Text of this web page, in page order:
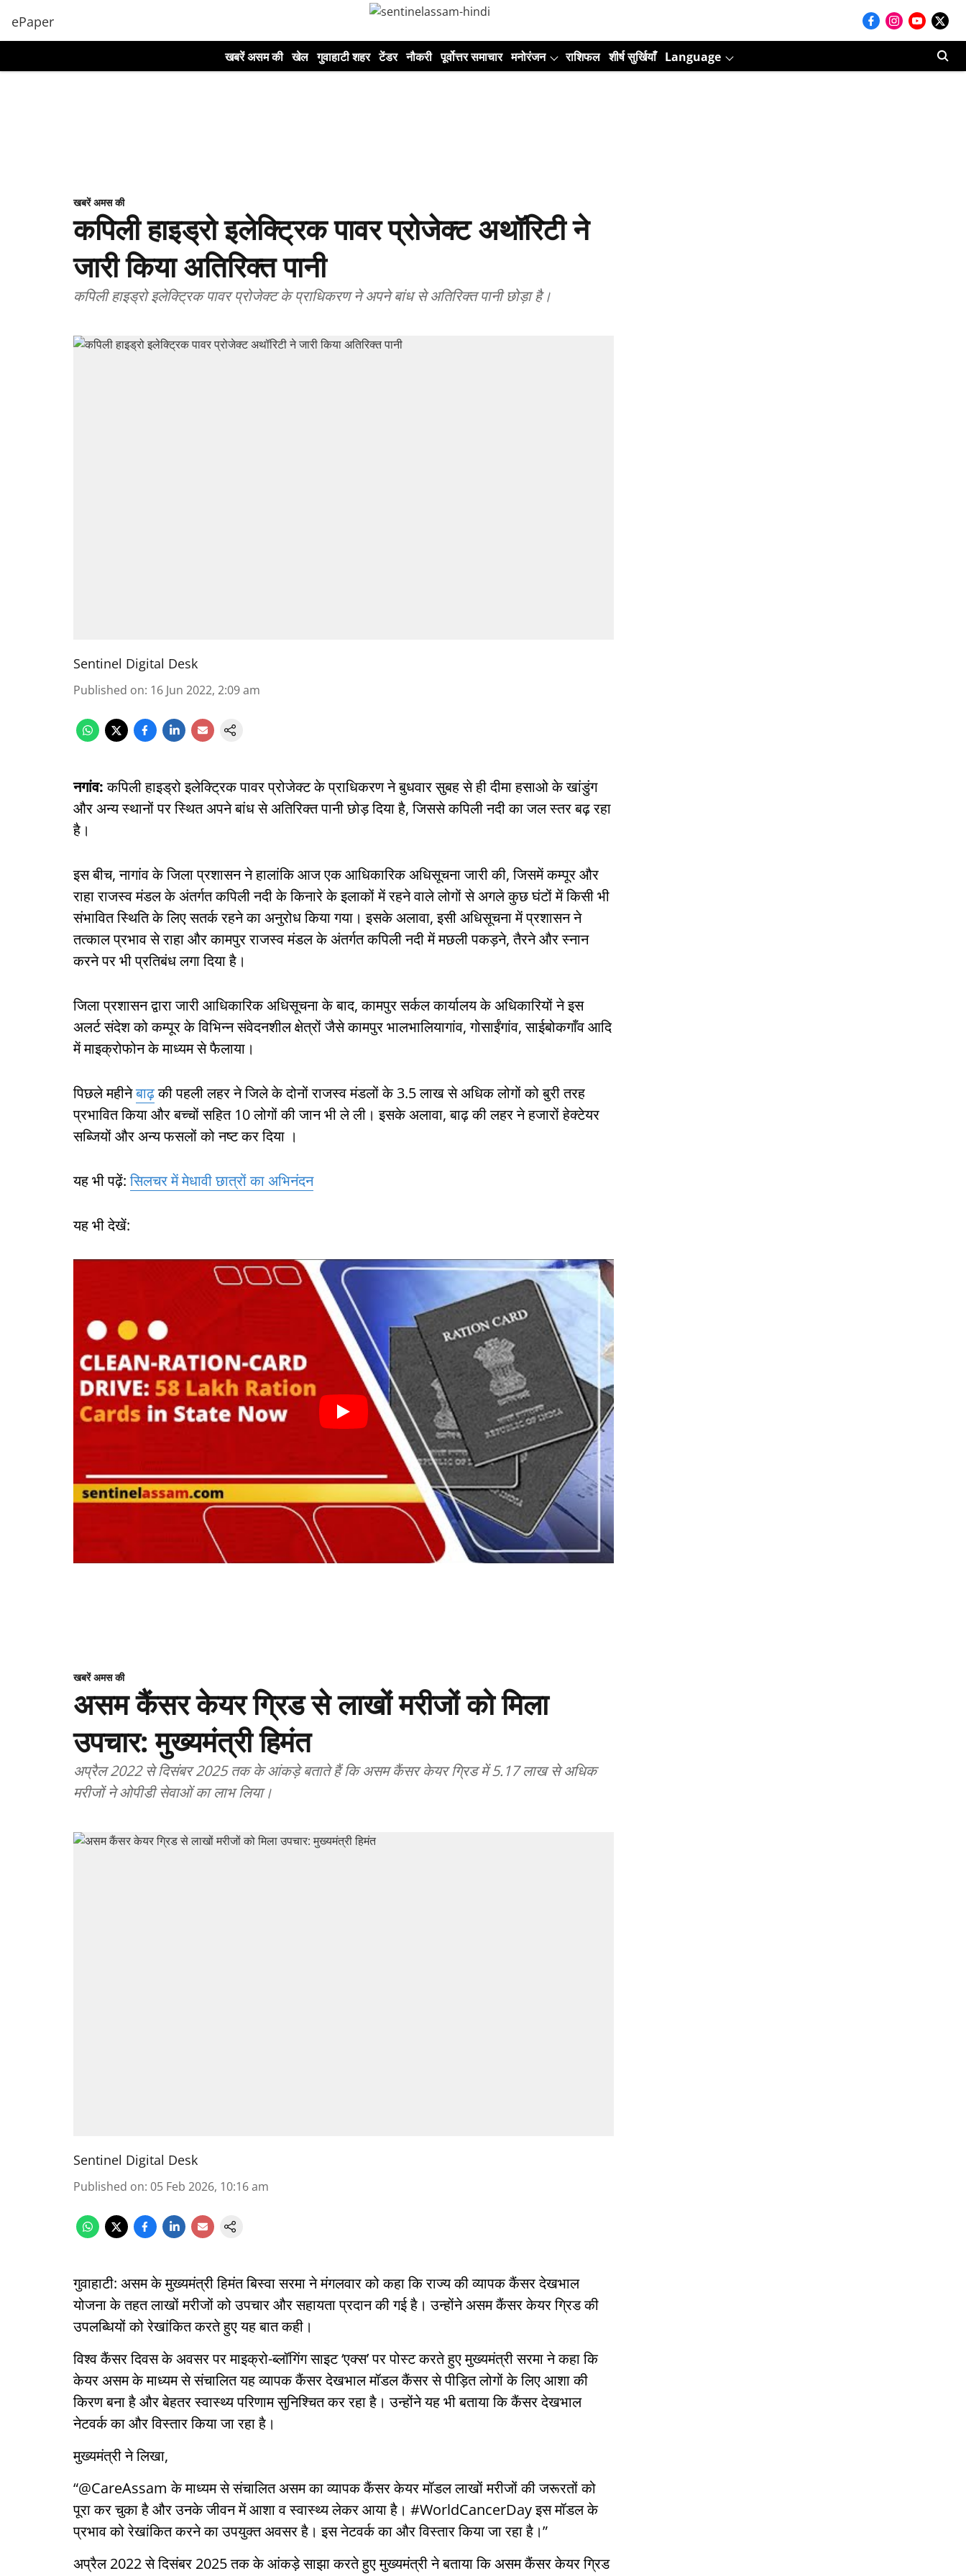
ePaper
खबरें असम की खेल गुवाहाटी शहर टेंडर नौकरी पूर्वोत्तर समाचार मनोरंजन राशिफल शीर्ष सुर्खियाँ Language
खबरें अमस की
कपिली हाइड्रो इलेक्ट्रिक पावर प्रोजेक्ट अथॉरिटी ने
जारी किया अतिरिक्त पानी
कपिली हाइड्रो इलेक्ट्रिक पावर प्रोजेक्ट के प्राधिकरण ने अपने बांध से अतिरिक्त पानी छोड़ा है।
Sentinel Digital Desk
Published on: 16 Jun 2022, 2:09 am
नगांव:कपिली हाइड्रो इलेक्ट्रिक पावर प्रोजेक्ट के प्राधिकरण ने बुधवार सुबह से ही दीमा हसाओ के खांडुंग
और अन्य स्थानों पर स्थित अपने बांध से अतिरिक्त पानी छोड़ दिया है, जिससे कपिली नदी का जल स्तर बढ़ रहा
है।
इस बीच, नागांव के जिला प्रशासन ने हालांकि आज एक आधिकारिक अधिसूचना जारी की, जिसमें कम्पूर और
राहा राजस्व मंडल के अंतर्गत कपिली नदी के किनारे के इलाकों में रहने वाले लोगों से अगले कुछ घंटों में किसी भी
संभावित स्थिति के लिए सतर्क रहने का अनुरोध किया गया। इसके अलावा, इसी अधिसूचना में प्रशासन ने
तत्काल प्रभाव से राहा और कामपुर राजस्व मंडल के अंतर्गत कपिली नदी में मछली पकड़ने, तैरने और स्नान
करने पर भी प्रतिबंध लगा दिया है।
जिला प्रशासन द्वारा जारी आधिकारिक अधिसूचना के बाद, कामपुर सर्कल कार्यालय के अधिकारियों ने इस
अलर्ट संदेश को कम्पूर के विभिन्न संवेदनशील क्षेत्रों जैसे कामपुर भालभालियागांव, गोसाईंगांव, साईबोकगाँव आदि
में माइक्रोफोन के माध्यम से फैलाया।
पिछले महीनेबाढ़की पहली लहर ने जिले के दोनों राजस्व मंडलों के 3.5 लाख से अधिक लोगों को बुरी तरह
प्रभावित किया और बच्चों सहित 10 लोगों की जान भी ले ली। इसके अलावा, बाढ़ की लहर ने हजारों हेक्टेयर
सब्जियों और अन्य फसलों को नष्ट कर दिया ।
यह भी पढ़ें:सिलचर में मेधावी छात्रों का अभिनंदन
यह भी देखें:
खबरें अमस की
असम कैंसर केयर ग्रिड से लाखों मरीजों को मिला
उपचार: मुख्यमंत्री हिमंत
अप्रैल 2022 से दिसंबर 2025 तक के आंकड़े बताते हैं कि असम कैंसर केयर ग्रिड में 5.17 लाख से अधिक
मरीजों ने ओपीडी सेवाओं का लाभ लिया।
Sentinel Digital Desk
Published on: 05 Feb 2026, 10:16 am
गुवाहाटी: असम के मुख्यमंत्री हिमंत बिस्वा सरमा ने मंगलवार को कहा कि राज्य की व्यापक कैंसर देखभाल
योजना के तहत लाखों मरीजों को उपचार और सहायता प्रदान की गई है। उन्होंने असम कैंसर केयर ग्रिड की
उपलब्धियों को रेखांकित करते हुए यह बात कही।
विश्व कैंसर दिवस के अवसर पर माइक्रो-ब्लॉगिंग साइट ‘एक्स’ पर पोस्ट करते हुए मुख्यमंत्री सरमा ने कहा कि
केयर असम के माध्यम से संचालित यह व्यापक कैंसर देखभाल मॉडल कैंसर से पीड़ित लोगों के लिए आशा की
किरण बना है और बेहतर स्वास्थ्य परिणाम सुनिश्चित कर रहा है। उन्होंने यह भी बताया कि कैंसर देखभाल
नेटवर्क का और विस्तार किया जा रहा है।
मुख्यमंत्री ने लिखा,
“@CareAssam के माध्यम से संचालित असम का व्यापक कैंसर केयर मॉडल लाखों मरीजों की जरूरतों को
पूरा कर चुका है और उनके जीवन में आशा व स्वास्थ्य लेकर आया है। #WorldCancerDay इस मॉडल के
प्रभाव को रेखांकित करने का उपयुक्त अवसर है। इस नेटवर्क का और विस्तार किया जा रहा है।”
अप्रैल 2022 से दिसंबर 2025 तक के आंकड़े साझा करते हुए मुख्यमंत्री ने बताया कि असम कैंसर केयर ग्रिड